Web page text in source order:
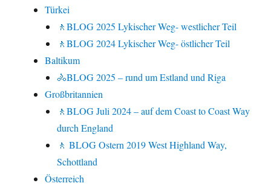
Türkei
🚶BLOG 2025 Lykischer Weg- westlicher Teil
🚶BLOG 2024 Lykischer Weg- östlicher Teil
Baltikum
🚴BLOG 2025 – rund um Estland und Riga
Großbritannien
🚶BLOG Juli 2024 – auf dem Coast to Coast Way
durch England
🚶 BLOG Ostern 2019 West Highland Way,
Schottland
Österreich